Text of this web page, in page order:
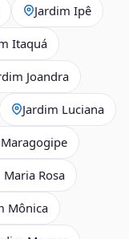
Jardim Ipê
Itaquá
Joandra
Jardim Luciana
Maria Rosa
Mônica